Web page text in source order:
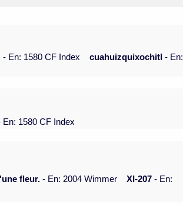
- En: 1580 CF Index cuahuizquixochitl- En:
En: 1580 CF Index
fleur. - En: 2004 Wimmer XI-207 - En: